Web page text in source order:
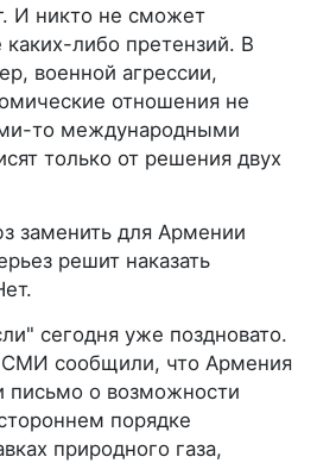
И никто не сможет
либо претензий. В
военной агрессии,
отношения не
то международными
только от решения двух
заменить для Армении
решит наказать
сегодня уже поздновато.
СМИ сообщили, что Армения
письмо о возможности
порядке
природного газа,